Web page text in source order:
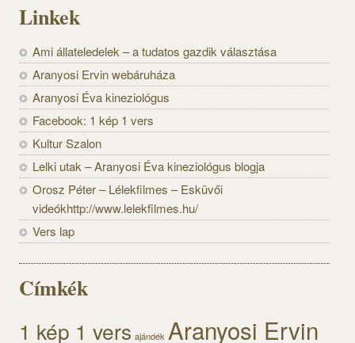
Linkek
Ami állateledelek – a tudatos gazdik választása
Aranyosi Ervin webáruháza
Aranyosi Éva kineziológus
Facebook: 1 kép 1 vers
Kultur Szalon
Lelki utak – Aranyosi Éva kineziológus blogja
Orosz Péter – Lélekfilmes – Esküvői
videókhttp://www.lelekfilmes.hu/
Vers lap
Címkék
1 kép 1 vers ajándék Aranyosi Ervin